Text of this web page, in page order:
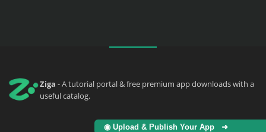
Ziga - A tutorial portal & free premium app downloads with a
useful catalog.
◉ Upload & Publish Your App ➜